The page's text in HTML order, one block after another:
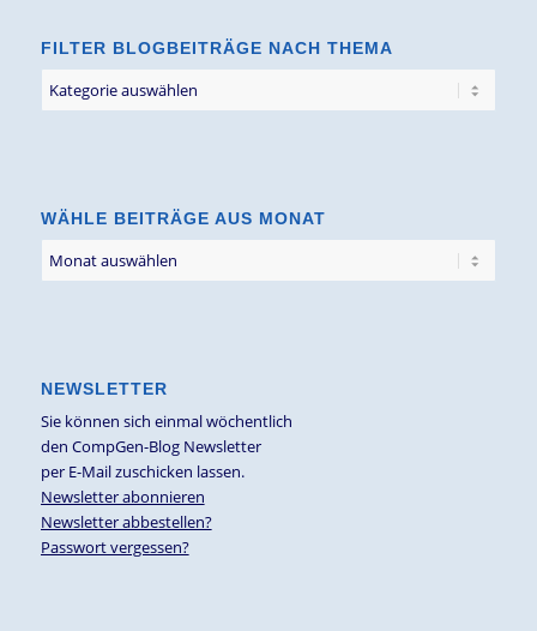
FILTER BLOGBEITRÄGE NACH THEMA
Blogbeiträge
WÄHLE BEITRÄGE AUS MONAT
NEWSLETTER
Sie können sich einmal wöchentlich
den CompGen-Blog Newsletter
per E-Mail zuschicken lassen.
Newsletter abonnieren
Newsletter abbestellen?
Passwort vergessen?